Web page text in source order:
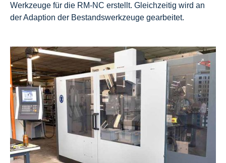
Werkzeuge für die RM-NC erstellt. Gleichzeitig wird an
der Adaption der Bestandswerkzeuge gearbeitet.